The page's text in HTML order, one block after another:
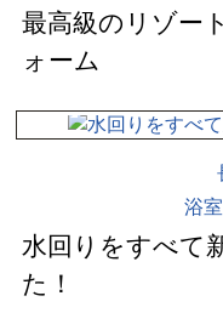
最高級のリゾー
ォーム
浴
水回りをすべて
た！